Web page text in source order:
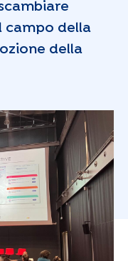
campo della
della